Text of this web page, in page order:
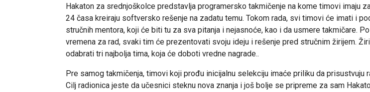
Hakaton za srednjoškolce predstavlja programersko takmičenje na kome timovi imaju
24 časa kreiraju softversko rešenje na zadatu temu. Tokom rada, svi timovi će imati i
stručnih mentora, koji će biti tu za sva pitanja i nejasnoće, kao i da usmere takmičare.
vremena za rad, svaki tim će prezentovati svoju ideju i rešenje pred stručnim žirijem.
odabrati tri najbolja tima, koja će doboti vredne nagrade..
Pre samog takmičenja, timovi koji prođu inicijalnu selekciju imaće priliku da prisustvuju
Cilj radionica jeste da učesnici steknu nova znanja i još bolje se pripreme za sam